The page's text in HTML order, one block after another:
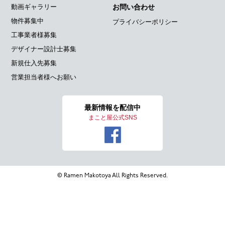
動画ギャラリー
物件募集中
工事業者様募集
デザイナー設計士募集
新規仕入先募集
営業担当者様へお願い
お問い合わせ
プライバシーポリシー
最新情報を配信中
まこと屋公式SNS
© Ramen Makotoya All Rights Reserved.